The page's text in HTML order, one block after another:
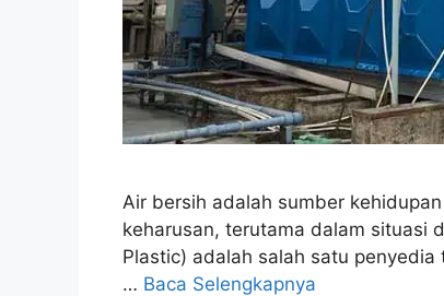
Air bersih adalah sumber
keharusan, terutama dalam situasi
Plastic) adalah salah satu
… Baca Selengkapnya